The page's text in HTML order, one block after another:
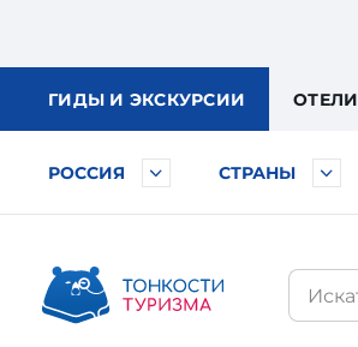
ГИДЫ И ЭКСКУРСИИ ОТЕЛИ
РОССИЯ СТРАНЫ